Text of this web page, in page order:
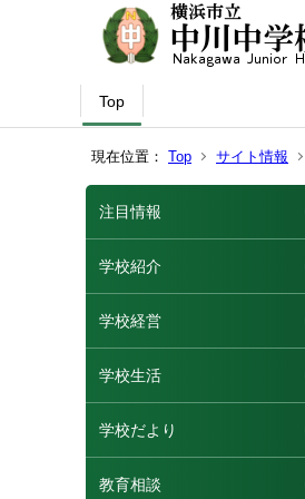
Top
現在位置： Top サイト情報
注目情報
学校紹介
学校経営
学校生活
学校だより
教育相談